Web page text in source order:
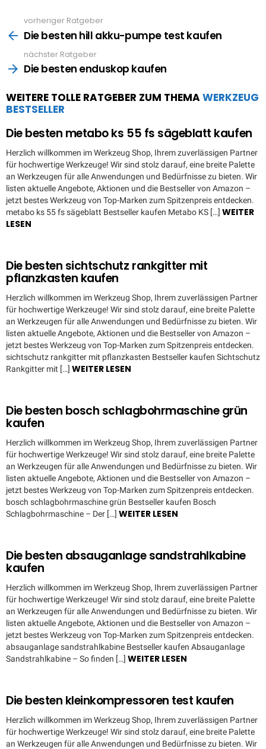
more
vorheriger Ratgeber
Die besten hill akku-pumpe test kaufen
nächster Ratgeber
Die besten enduskop kaufen
WEITERE TOLLE RATGEBER ZUM THEMAWERKZEUG
BESTSELLER
Die besten metabo ks 55 fs sägeblatt kaufen
Herzlich willkommen im Werkzeug Shop, Ihrem zuverlässigen Partner
für hochwertige Werkzeuge! Wir sind stolz darauf, eine breite Palette
an Werkzeugen für alle Anwendungen und Bedürfnisse zu bieten. Wir
listen aktuelle Angebote, Aktionen und die Bestseller von Amazon –
jetzt bestes Werkzeug von Top-Marken zum Spitzenpreis entdecken.
metabo ks 55 fs sägeblatt Bestseller kaufen Metabo KS […] WEITER
LESEN
Die besten sichtschutz rankgitter mit
pflanzkasten kaufen
Herzlich willkommen im Werkzeug Shop, Ihrem zuverlässigen Partner
für hochwertige Werkzeuge! Wir sind stolz darauf, eine breite Palette
an Werkzeugen für alle Anwendungen und Bedürfnisse zu bieten. Wir
listen aktuelle Angebote, Aktionen und die Bestseller von Amazon –
jetzt bestes Werkzeug von Top-Marken zum Spitzenpreis entdecken.
sichtschutz rankgitter mit pflanzkasten Bestseller kaufen Sichtschutz
Rankgitter mit […] WEITER LESEN
Die besten bosch schlagbohrmaschine grün
kaufen
Herzlich willkommen im Werkzeug Shop, Ihrem zuverlässigen Partner
für hochwertige Werkzeuge! Wir sind stolz darauf, eine breite Palette
an Werkzeugen für alle Anwendungen und Bedürfnisse zu bieten. Wir
listen aktuelle Angebote, Aktionen und die Bestseller von Amazon –
jetzt bestes Werkzeug von Top-Marken zum Spitzenpreis entdecken.
bosch schlagbohrmaschine grün Bestseller kaufen Bosch
Schlagbohrmaschine – Der […] WEITER LESEN
Die besten absauganlage sandstrahlkabine
kaufen
Herzlich willkommen im Werkzeug Shop, Ihrem zuverlässigen Partner
für hochwertige Werkzeuge! Wir sind stolz darauf, eine breite Palette
an Werkzeugen für alle Anwendungen und Bedürfnisse zu bieten. Wir
listen aktuelle Angebote, Aktionen und die Bestseller von Amazon –
jetzt bestes Werkzeug von Top-Marken zum Spitzenpreis entdecken.
absauganlage sandstrahlkabine Bestseller kaufen Absauganlage
Sandstrahlkabine – So finden […] WEITER LESEN
Die besten kleinkompressoren test kaufen
Herzlich willkommen im Werkzeug Shop, Ihrem zuverlässigen Partner
für hochwertige Werkzeuge! Wir sind stolz darauf, eine breite Palette
an Werkzeugen für alle Anwendungen und Bedürfnisse zu bieten. Wir